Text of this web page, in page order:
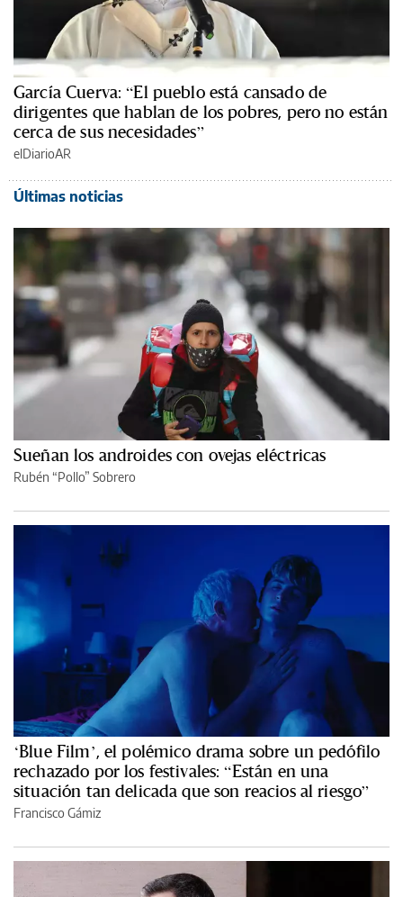
García Cuerva: “El pueblo está cansado de
dirigentes que hablan de los pobres, pero no están
cerca de sus necesidades”
elDiarioAR
Últimas noticias
Sueñan los androides con ovejas eléctricas
Rubén “Pollo” Sobrero
‘Blue Film’, el polémico drama sobre un pedófilo
rechazado por los festivales: “Están en una
situación tan delicada que son reacios al riesgo”
Francisco Gámiz